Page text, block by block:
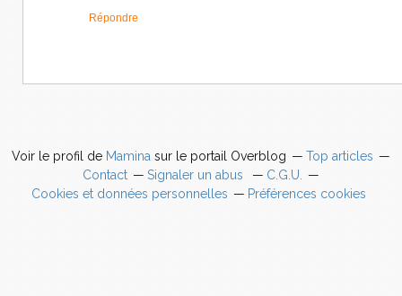
Répondre
Voir le profil de Mamina sur le portail Overblog
Top articles
Contact
Signaler un abus
C.G.U.
Cookies et données personnelles
Préférences cookies